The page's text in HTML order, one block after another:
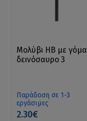
Μολύβι HB με γόμα
δεινόσαυρο 3
Παράδοση σε 1-3
εργάσιμες
2.30€